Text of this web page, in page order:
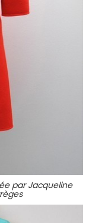
par Jacqueline